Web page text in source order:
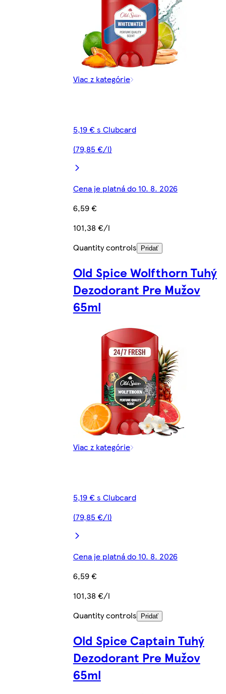
Viac z kategórie
5,19 € s Clubcard
(79,85 €/l)
Cena je platná do 10. 8. 2026
6,59 €
101,38 €/l
Quantity controls
Pridať
Old Spice Wolfthorn Tuhý
Dezodorant Pre Mužov
65ml
Viac z kategórie
5,19 € s Clubcard
(79,85 €/l)
Cena je platná do 10. 8. 2026
6,59 €
101,38 €/l
Quantity controls
Pridať
Old Spice Captain Tuhý
Dezodorant Pre Mužov
65ml